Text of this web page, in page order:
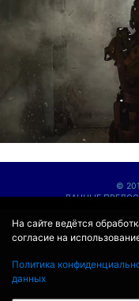
На сайте ведётся
согласие на
Политика
данных
©
ДАННЫЕ
THEATER BY
СОГЛАСИЕ НА